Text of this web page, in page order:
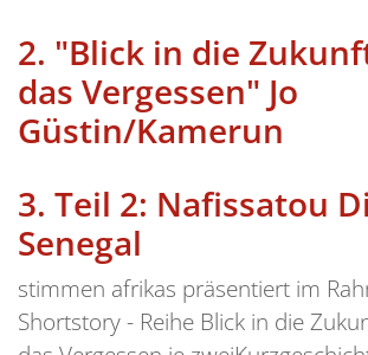
2. "Blick in die
das Vergessen" Jo
Güstin/Kamerun
3. Teil 2: Nafissatou
Senegal
stimmen afrikas präsentiert im
Shortstory - Reihe Blick in die